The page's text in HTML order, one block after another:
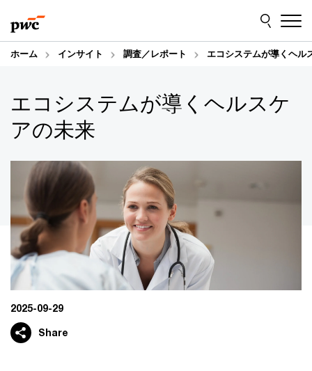
to
content
to
footer
ホーム インサイト 調査／レポート エコシステムが導くヘル
エコシステムが導くヘルスケ
アの未来
2025-09-29
Share